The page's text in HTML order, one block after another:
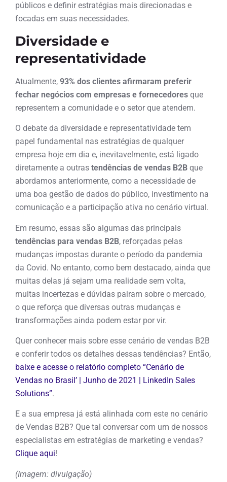
públicos e definir estratégias mais direcionadas e
focadas em suas necessidades.
Diversidade e
representatividade
Atualmente, 93% dos clientes afirmaram preferir
fechar negócios com empresas e fornecedores que
representem a comunidade e o setor que atendem.
O debate da diversidade e representatividade tem
papel fundamental nas estratégias de qualquer
empresa hoje em dia e, inevitavelmente, está ligado
diretamente a outras tendências de vendas B2B que
abordamos anteriormente, como a necessidade de
uma boa gestão de dados do público, investimento na
comunicação e a participação ativa no cenário virtual.
Em resumo, essas são algumas das principais
tendências para vendas B2B, reforçadas pelas
mudanças impostas durante o período da pandemia
da Covid. No entanto, como bem destacado, ainda que
muitas delas já sejam uma realidade sem volta,
muitas incertezas e dúvidas pairam sobre o mercado,
o que reforça que diversas outras mudanças e
transformações ainda podem estar por vir.
Quer conhecer mais sobre esse cenário de vendas B2B
e conferir todos os detalhes dessas tendências? Então,
baixe e acesse o relatório completo “Cenário de
Vendas no Brasil’ | Junho de 2021 | LinkedIn Sales
Solutions”.
E a sua empresa já está alinhada com este no cenário
de Vendas B2B? Que tal conversar com um de nossos
especialistas em estratégias de marketing e vendas?
Clique aqui!
(Imagem: divulgação)